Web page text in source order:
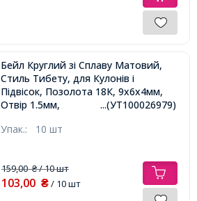
Бейл Круглий зі Сплаву Матовий,
Стиль Тибету, для Кулонів і
Підвісок, Позолота 18К, 9х6х4мм,
Отвір 1.5мм,
...(УТ100026979)
Упак.: 10 шт
159,00₴/ 10 шт
103,00 ₴/ 10 шт